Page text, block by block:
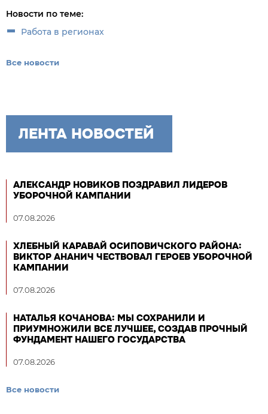
Новости по теме:
Работа в регионах
Все новости
ЛЕНТА НОВОСТЕЙ
АЛЕКСАНДР НОВИКОВ ПОЗДРАВИЛ ЛИДЕРОВ
УБОРОЧНОЙ КАМПАНИИ
07.08.2026
ХЛЕБНЫЙ КАРАВАЙ ОСИПОВИЧСКОГО РАЙОНА:
ВИКТОР АНАНИЧ ЧЕСТВОВАЛ ГЕРОЕВ УБОРОЧНОЙ
КАМПАНИИ
07.08.2026
НАТАЛЬЯ КОЧАНОВА: МЫ СОХРАНИЛИ И
ПРИУМНОЖИЛИ ВСЕ ЛУЧШЕЕ, СОЗДАВ ПРОЧНЫЙ
ФУНДАМЕНТ НАШЕГО ГОСУДАРСТВА
07.08.2026
Все новости